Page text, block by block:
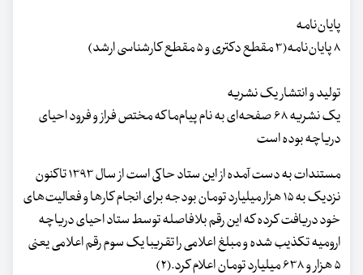
پایان‌نامه
۸ پایان‌نامه(۳ مقطع دکتری و ۵ مقطع کارشناسی ارشد)
تولید و انتشار یک نشریه
یک نشریه ۶۸ صفحه‌ای به نام پیام‌ما که مختص فراز و فرود احیای
دریاچه بوده است
مستندات به دست آمده از این ستاد حاکی است از سال ۱۳۹۳ تاکنون
نزدیک به ۱۵ هزار میلیارد تومان بودجه برای انجام کارها و فعالیت‌های
خود دریافت کرده که این رقم بلافاصله توسط ستاد احیای دریاچه
ارومیه تکذیب شده و مبلغ اعلامی را تقریبا یک سوم رقم اعلامی یعنی
۵ هزار و ۶۳۸ میلیارد تومان اعلام کرد.(۲)